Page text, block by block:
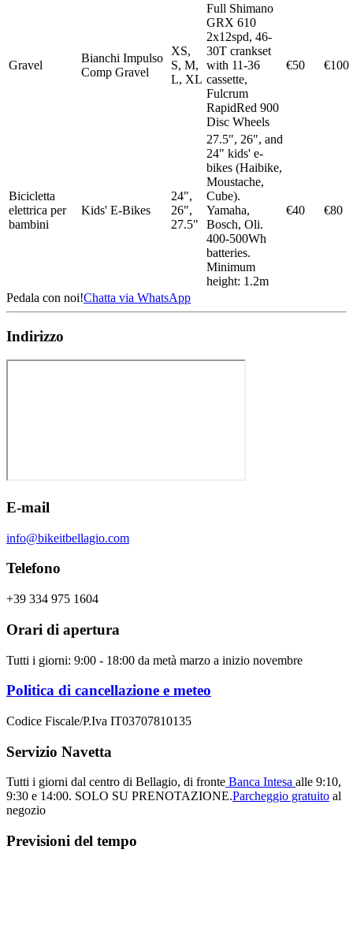
Gravel
Bianchi Impulso
Comp Gravel
XS,
S, M,
L, XL
Full Shimano
GRX 610
2x12spd, 46-
30T crankset
with 11-36
cassette,
Fulcrum
RapidRed 900
Disc Wheels
€50 €100
Bicicletta
elettrica per
bambini
Kids' E-Bikes
24",
26",
27.5"
27.5", 26", and
24" kids' e-
bikes (Haibike,
Moustache,
Cube).
Yamaha,
Bosch, Oli.
400-500Wh
batteries.
Minimum
height: 1.2m
€40 €80
Pedala con noi!Chatta via WhatsApp
Indirizzo
E-mail
info@bikeitbellagio.com
Telefono
+39 334 975 1604
Orari di apertura
Tutti i giorni: 9:00 - 18:00 da metà marzo a inizio novembre
Politica di cancellazione e meteo
Codice Fiscale/P.Iva IT03707810135
Servizio Navetta
Tutti i giorni dal centro di Bellagio, di fronte Banca Intesa alle 9:10,
9:30 e 14:00. SOLO SU PRENOTAZIONE.Parcheggio gratuito al
negozio
Previsioni del tempo